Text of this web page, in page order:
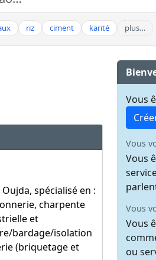
riz ciment karité plus…
spécialisé en :
charpente
et
bardage/isolation
(briquetage et
Vous
Vous
Vous
Vous
Vous
ou